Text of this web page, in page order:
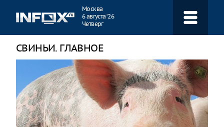
Москва
6 августа ‘26
Четверг
СВИНЬИ. ГЛАВНОЕ